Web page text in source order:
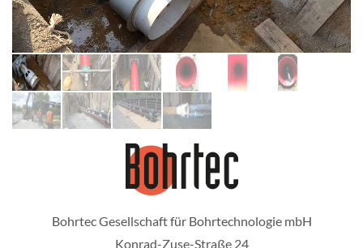
Bohrtec Gesellschaft für Bohrtechnologie mbH
Konrad-Zuse-Straße 24